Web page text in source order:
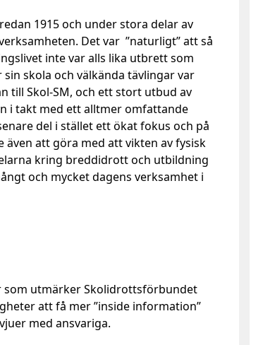
1915 och under stora delar av
Det var ”naturligt” att så
inte var alls lika utbrett som
skola och välkända tävlingar var
till Skol-SM, och ett stort utbud av
i takt med ett alltmer omfattande
del i stället ett ökat fokus och på
även att göra med att vikten av fysisk
kring breddidrott och utbildning
och mycket dagens verksamhet i
som utmärker Skolidrottsförbundet
att få mer ”inside information”
med ansvariga.